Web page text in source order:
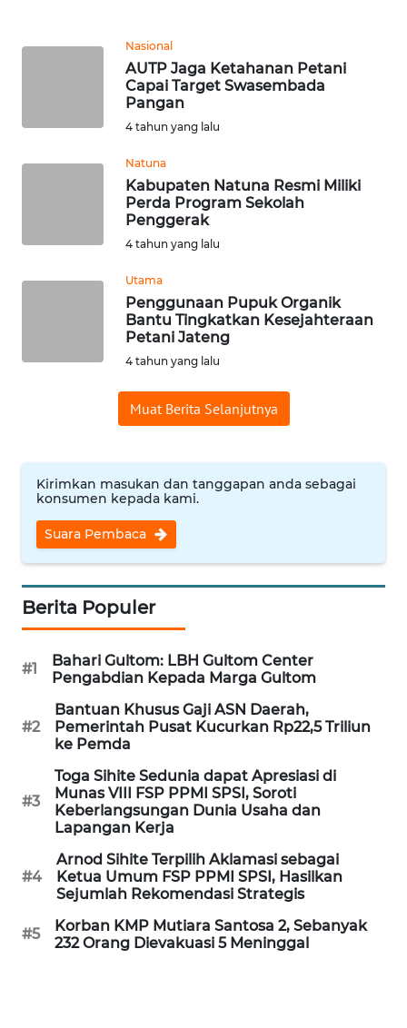
Nasional
AUTP Jaga Ketahanan Petani
Capai Target Swasembada
Pangan
4 tahun yang lalu
Natuna
Kabupaten Natuna Resmi Miliki
Perda Program Sekolah
Penggerak
4 tahun yang lalu
Utama
Penggunaan Pupuk Organik
Bantu Tingkatkan Kesejahteraan
Petani Jateng
4 tahun yang lalu
Muat Berita Selanjutnya
Kirimkan masukan dan tanggapan anda sebagai
konsumen kepada kami.
Suara Pembaca
Berita Populer
#1
Bahari Gultom: LBH Gultom Center
Pengabdian Kepada Marga Gultom
#2
Bantuan Khusus Gaji ASN Daerah,
Pemerintah Pusat Kucurkan Rp22,5 Triliun
ke Pemda
#3
Toga Sihite Sedunia dapat Apresiasi di
Munas VIII FSP PPMI SPSI, Soroti
Keberlangsungan Dunia Usaha dan
Lapangan Kerja
#4
Arnod Sihite Terpilih Aklamasi sebagai
Ketua Umum FSP PPMI SPSI, Hasilkan
Sejumlah Rekomendasi Strategis
#5
Korban KMP Mutiara Santosa 2, Sebanyak
232 Orang Dievakuasi 5 Meninggal
PAPUA
BARAT
WN
NTB
SULTENG
SULBAR
BABEL
WN
SUMBAR
WN
SUMSEL
WN
BENGKULU
WN
LAMPUNG